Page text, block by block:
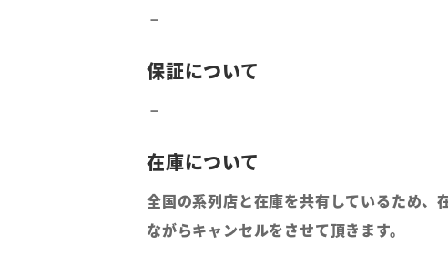
全国の系列店と在庫を共有しているため、
ながらキャンセルをさせて頂きます。